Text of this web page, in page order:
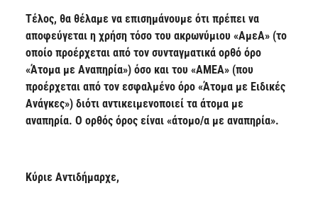
Τέλος, θα θέλαμε να επισημάνουμε ότι πρέπει να
αποφεύγεται η χρήση τόσο του ακρωνύμιου «ΑμεΑ» (το
οποίο προέρχεται από τον συνταγματικά ορθό όρο
«Άτομα με Αναπηρία») όσο και του «ΑΜΕΑ» (που
προέρχεται από τον εσφαλμένο όρο «Άτομα με Ειδικές
Ανάγκες») διότι αντικειμενοποιεί τα άτομα με
αναπηρία. Ο ορθός όρος είναι «άτομο/α με αναπηρία».
Κύριε Αντιδήμαρχε,